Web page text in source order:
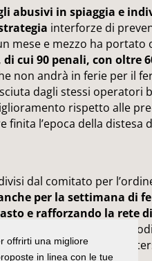
abusivi in spiaggia e
interforze di
mese e mezzo ha
cui 90 penali, con oltre
non andrà in ferie per il
dagli stessi operatori
rispetto alle
finita l’epoca della distesa
dal comitato per
per la settimana di
e rafforzando la rete
al fine di evitare che
venerdì, possano
offrirti una migliore
in linea con le tue